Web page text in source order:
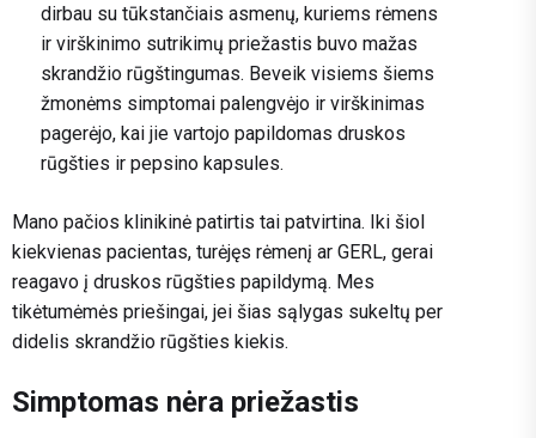
dirbau su tūkstančiais asmenų, kuriems rėmens
ir virškinimo sutrikimų priežastis buvo mažas
skrandžio rūgštingumas. Beveik visiems šiems
žmonėms simptomai palengvėjo ir virškinimas
pagerėjo, kai jie vartojo papildomas druskos
rūgšties ir pepsino kapsules.
Mano pačios klinikinė patirtis tai patvirtina. Iki šiol
kiekvienas pacientas, turėjęs rėmenį ar GERL, gerai
reagavo į druskos rūgšties papildymą. Mes
tikėtumėmės priešingai, jei šias sąlygas sukeltų per
didelis skrandžio rūgšties kiekis.
Simptomas nėra priežastis